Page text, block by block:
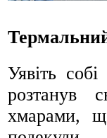
Уявіть
розтанув
хмарами,